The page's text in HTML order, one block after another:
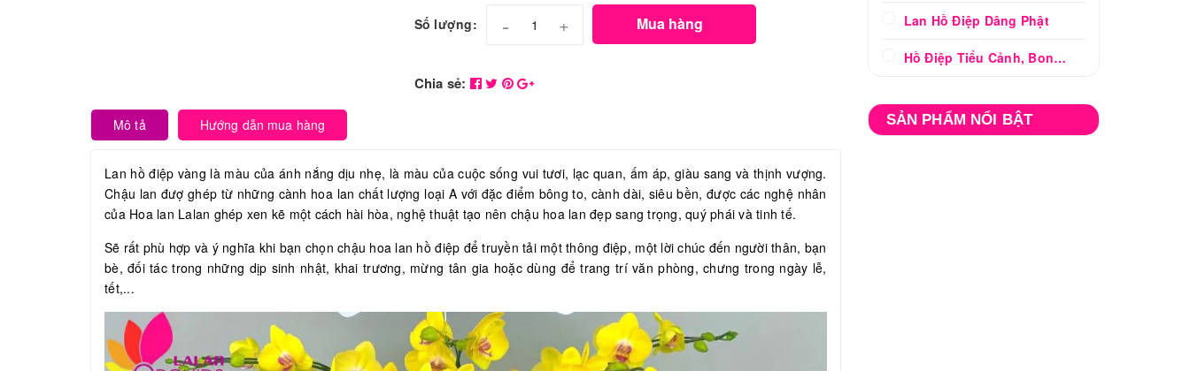
Số lượng: - + Mua hàng
Chia sẻ:
Mô tả Hướng dẫn mua hàng
Lan hồ điệp vàng là màu của ánh nắng dịu nhẹ, là màu của cuộc sống vui tươi, lạc quan, ấm áp, giàu sang và thịnh vượng.
Chậu lan đượ ghép từ những cành hoa lan chất lượng loại A với đặc điểm bông to, cành dài, siêu bền, được các nghệ nhân
của Hoa lan Lalan ghép xen kẽ một cách hài hòa, nghệ thuật tạo nên chậu hoa lan đẹp sang trọng, quý phái và tinh tế.
Sẽ rất phù hợp và ý nghĩa khi bạn chọn chậu hoa lan hồ điệp để truyền tải một thông điệp, một lời chúc đến người thân, bạn
bè, đối tác trong những dịp sinh nhật, khai trương, mừng tân gia hoặc dùng để trang trí văn phòng, chưng trong ngày lễ,
tết,...
Lan Hồ Điệp Dâng Phật
Hồ Điệp Tiểu Cảnh, Bonsai
SẢN PHẨM NỔI BẬT